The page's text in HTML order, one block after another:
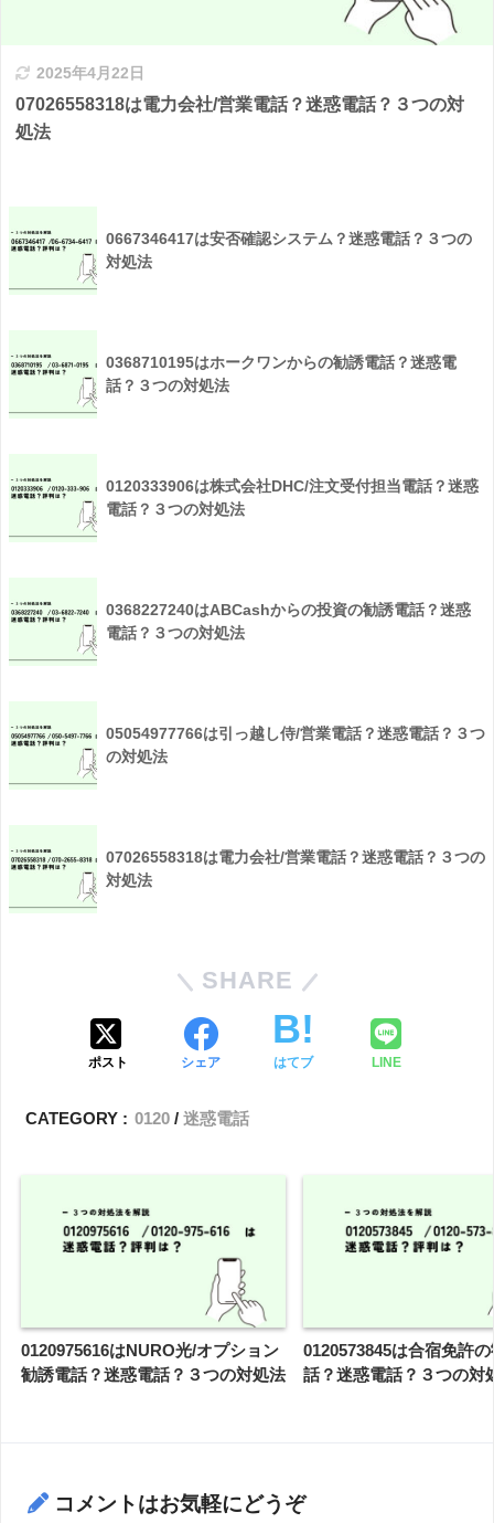
2025年4月22日
07026558318は電力会社/営業電話？迷惑電話？３つの対
処法
0667346417は安否確認システム？迷惑電話？３つの
対処法
0368710195はホークワンからの勧誘電話？迷惑電
話？３つの対処法
0120333906は株式会社DHC/注文受付担当電話？迷惑
電話？３つの対処法
0368227240はABCashからの投資の勧誘電話？迷惑
電話？３つの対処法
05054977766は引っ越し侍/営業電話？迷惑電話？３つ
の対処法
07026558318は電力会社/営業電話？迷惑電話？３つの
対処法
SHARE
ポスト シェア はてブ LINE
CATEGORY : 0120 迷惑電話
0120975616はNURO光/オプション
勧誘電話？迷惑電話？３つの対処法
0120573845は合宿免許
話？迷惑電話？３つの対
コメントはお気軽にどうぞ